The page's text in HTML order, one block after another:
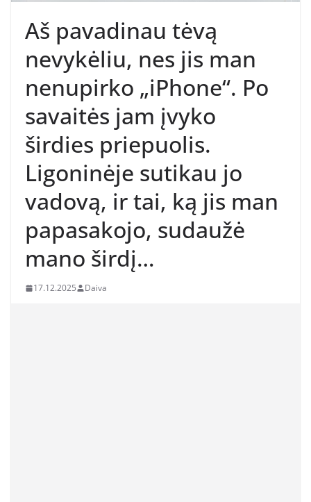
Aš pavadinau tėvą
nevykėliu, nes jis man
nenupirko „iPhone“. Po
savaitės jam įvyko
širdies priepuolis.
Ligoninėje sutikau jo
vadovą, ir tai, ką jis man
papasakojo, sudaužė
mano širdį…
17.12.2025 Daiva